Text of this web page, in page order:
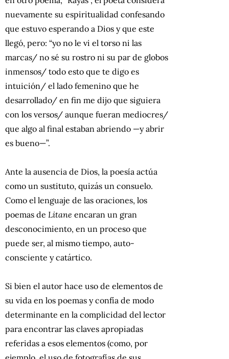
nuevamente su espiritualidad confesando
que estuvo esperando a Dios y que este
llegó, pero: “yo no le vi el torso ni las
marcas/ no sé su rostro ni su par de globos
inmensos/ todo esto que te digo es
intuición/ el lado femenino que he
desarrollado/ en fin me dijo que siguiera
con los versos/ aunque fueran mediocres/
que algo al final estaban abriendo —y abrir
es bueno—”.
Ante la ausencia de Dios, la poesía actúa
como un sustituto, quizás un consuelo.
Como el lenguaje de las oraciones, los
poemas de Litane encaran un gran
desconocimiento, en un proceso que
puede ser, al mismo tiempo, auto-
consciente y catártico.
Si bien el autor hace uso de elementos de
su vida en los poemas y confía de modo
determinante en la complicidad del lector
para encontrar las claves apropiadas
referidas a esos elementos (como, por